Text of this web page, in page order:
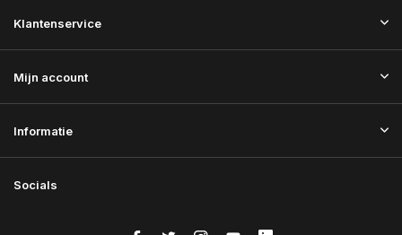
Klantenservice
Mijn account
Informatie
Socials